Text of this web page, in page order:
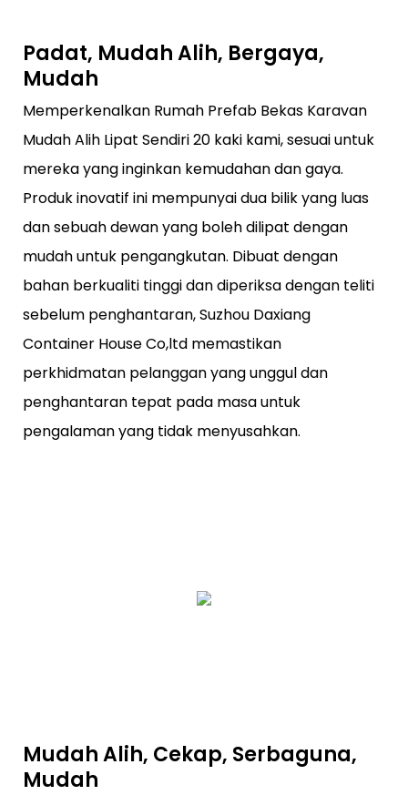
Padat, Mudah Alih, Bergaya,
Mudah
Memperkenalkan Rumah Prefab Bekas Karavan
Mudah Alih Lipat Sendiri 20 kaki kami, sesuai untuk
mereka yang inginkan kemudahan dan gaya.
Produk inovatif ini mempunyai dua bilik yang luas
dan sebuah dewan yang boleh dilipat dengan
mudah untuk pengangkutan. Dibuat dengan
bahan berkualiti tinggi dan diperiksa dengan teliti
sebelum penghantaran, Suzhou Daxiang
Container House Co,ltd memastikan
perkhidmatan pelanggan yang unggul dan
penghantaran tepat pada masa untuk
pengalaman yang tidak menyusahkan.
Mudah Alih, Cekap, Serbaguna,
Mudah